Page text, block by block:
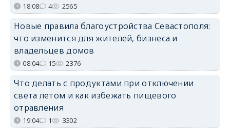
18:08 4 2565
Новые правила благоустройства Севастополя:
что изменится для жителей, бизнеса и
владельцев домов
08:04 15 2376
Что делать с продуктами при отключении
света летом и как избежать пищевого
отравления
19:04 1 3302